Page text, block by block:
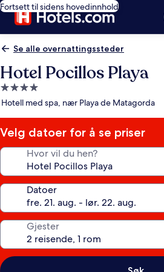
Fortsett til sidens hovedinnhold
Se alle overnattingssteder
Hotel Pocillos Playa
Overnattingssted
med
stjerner
Hotell med spa, nær Playa de Matagorda
Velg datoer for å se priser
Hvor vil du hen?
Datoer
Gjester